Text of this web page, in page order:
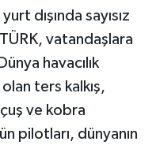
dışında sayısız
vatandaşlara
havacılık
ters kalkış,
ve kobra
pilotları, dünyanın